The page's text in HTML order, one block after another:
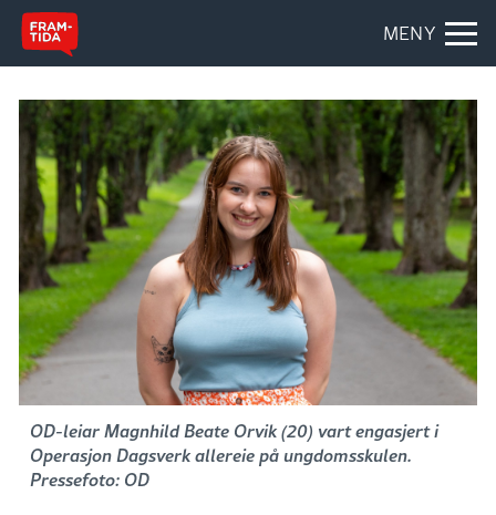
MENY
OD-leiar Magnhild Beate Orvik (20) vart engasjert i
Operasjon Dagsverk allereie på ungdomsskulen.
Pressefoto: OD